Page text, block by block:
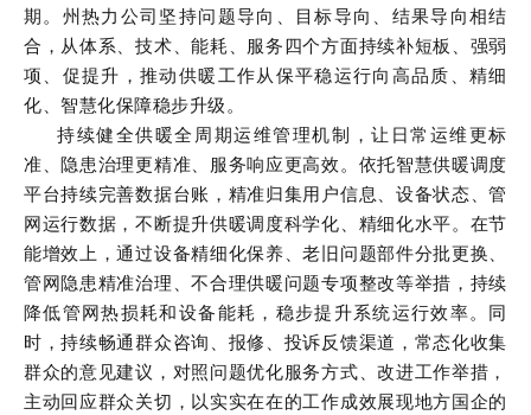
期。州热力公司坚持问题导向、目标导向、结果导向相结
合，从体系、技术、能耗、服务四个方面持续补短板、强弱
项、促提升，推动供暖工作从保平稳运行向高品质、精细
化、智慧化保障稳步升级。
持续健全供暖全周期运维管理机制，让日常运维更标
准、隐患治理更精准、服务响应更高效。依托智慧供暖调度
平台持续完善数据台账，精准归集用户信息、设备状态、管
网运行数据，不断提升供暖调度科学化、精细化水平。在节
能增效上，通过设备精细化保养、老旧问题部件分批更换、
管网隐患精准治理、不合理供暖问题专项整改等举措，持续
降低管网热损耗和设备能耗，稳步提升系统运行效率。同
时，持续畅通群众咨询、报修、投诉反馈渠道，常态化收集
群众的意见建议，对照问题优化服务方式、改进工作举措，
主动回应群众关切，以实实在在的工作成效展现地方国企的